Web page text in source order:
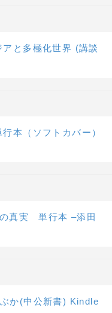
と多極化世界 (講談
本（ソフトカバー）
の真実 単行本 –添田
か(中公新書) Kindle